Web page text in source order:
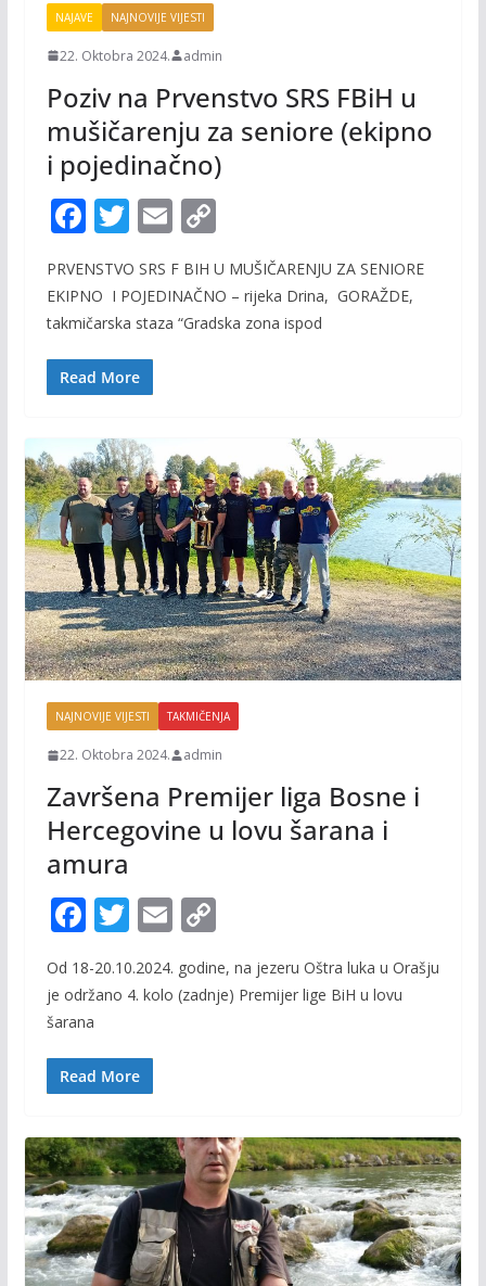
NAJAVE NAJNOVIJE VIJESTI
22. Oktobra 2024. admin
Poziv na Prvenstvo SRS FBiH u
mušičarenju za seniore (ekipno
i pojedinačno)
F
ac
e
b
o
o
T
w
itt
er
E
m
ai
l
C
p
y
PRVENSTVO SRS F BIH U MUŠIČARENJU ZA SENIORE
EKIPNO I POJEDINAČNO – rijeka Drina, GORAŽDE,
takmičarska staza “Gradska zona ispod
Read More
NAJNOVIJE VIJESTI TAKMIČENJA
22. Oktobra 2024. admin
Završena Premijer liga Bosne i
Hercegovine u lovu šarana i
amura
F
e
b
o
o
T
itt
E
m
ai
l
C
p
y
Od 18-20.10.2024. godine, na jezeru Oštra luka u Orašju
je održano 4. kolo (zadnje) Premijer lige BiH u lovu
šarana
Read More